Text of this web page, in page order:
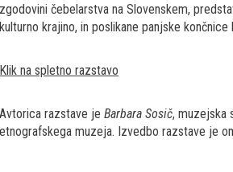
zgodovini čebelarstva na Slovenskem,
kulturno krajino, in poslikane panjske
Klik na spletno razstavo
Avtorica razstave je Barbara Sosič, muzejska
etnografskega muzeja. Izvedbo razstave je